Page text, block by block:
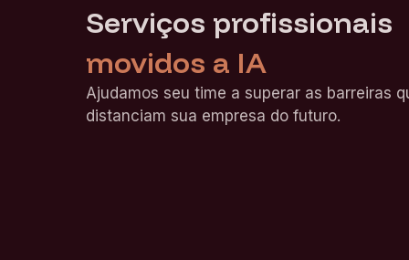
Serviços profissionais
movidos a IA
Ajudamos seu time a superar as barreiras
distanciam sua empresa do futuro.